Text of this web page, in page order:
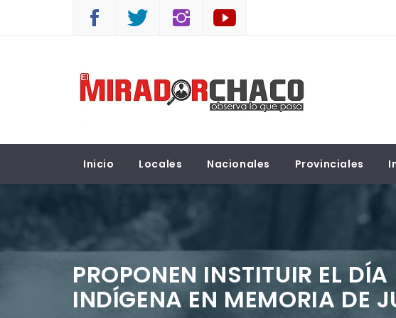
EL MIRADOR CHACO
Inicio Locales Nacionales Provinciales
PROPONEN INSTITUIR EL
INDÍGENA EN MEMORIA DE